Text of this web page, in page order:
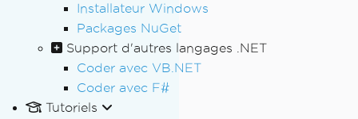
Installateur Windows
Packages NuGet
Support d'autres langages .NET
Coder avec VB.NET
Coder avec F#
Tutoriels